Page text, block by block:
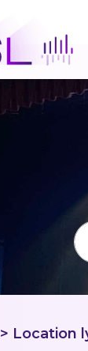
> Location